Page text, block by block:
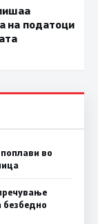
на податоци
во
безбедно